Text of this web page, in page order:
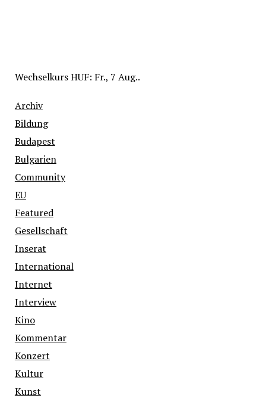
WechselkursHUF: Fr., 7 Aug..
Archiv
Bildung
Budapest
Bulgarien
Community
EU
Featured
Gesellschaft
Inserat
International
Internet
Interview
Kino
Kommentar
Konzert
Kultur
Kunst